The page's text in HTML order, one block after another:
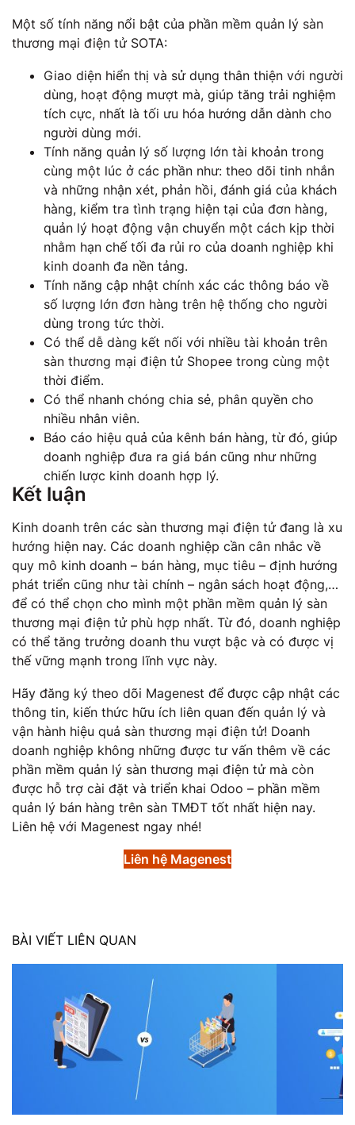
Một số tính năng nổi bật của phần mềm quản lý sàn
thương mại điện tử SOTA:
Giao diện hiển thị và sử dụng thân thiện với người
dùng, hoạt động mượt mà, giúp tăng trải nghiệm
tích cực, nhất là tối ưu hóa hướng dẫn dành cho
người dùng mới.
Tính năng quản lý số lượng lớn tài khoản trong
cùng một lúc ở các phần như: theo dõi tinh nhắn
và những nhận xét, phản hồi, đánh giá của khách
hàng, kiểm tra tình trạng hiện tại của đơn hàng,
quản lý hoạt động vận chuyển một cách kịp thời
nhằm hạn chế tối đa rủi ro của doanh nghiệp khi
kinh doanh đa nền tảng.
Tính năng cập nhật chính xác các thông báo về
số lượng lớn đơn hàng trên hệ thống cho người
dùng trong tức thời.
Có thể dễ dàng kết nối với nhiều tài khoản trên
sàn thương mại điện tử Shopee trong cùng một
thời điểm.
Có thể nhanh chóng chia sẻ, phân quyền cho
nhiều nhân viên.
Báo cáo hiệu quả của kênh bán hàng, từ đó, giúp
doanh nghiệp đưa ra giá bán cũng như những
chiến lược kinh doanh hợp lý.
Kết luận
Kinh doanh trên các sàn thương mại điện tử đang là xu
hướng hiện nay. Các doanh nghiệp cần cân nhắc về
quy mô kinh doanh – bán hàng, mục tiêu – định hướng
phát triển cũng như tài chính – ngân sách hoạt động,…
để có thể chọn cho mình một phần mềm quản lý sàn
thương mại điện tử phù hợp nhất. Từ đó, doanh nghiệp
có thể tăng trưởng doanh thu vượt bậc và có được vị
thế vững mạnh trong lĩnh vực này.
Hãy đăng ký theo dõi Magenest để được cập nhật các
thông tin, kiến thức hữu ích liên quan đến quản lý và
vận hành hiệu quả sàn thương mại điện tử! Doanh
doanh nghiệp không những được tư vấn thêm về các
phần mềm quản lý sàn thương mại điện tử mà còn
được hỗ trợ cài đặt và triển khai Odoo – phần mềm
quản lý bán hàng trên sàn TMĐT tốt nhất hiện nay.
Liên hệ với Magenest ngay nhé!
Liên hệ Magenest
BÀI VIẾT LIÊN QUAN